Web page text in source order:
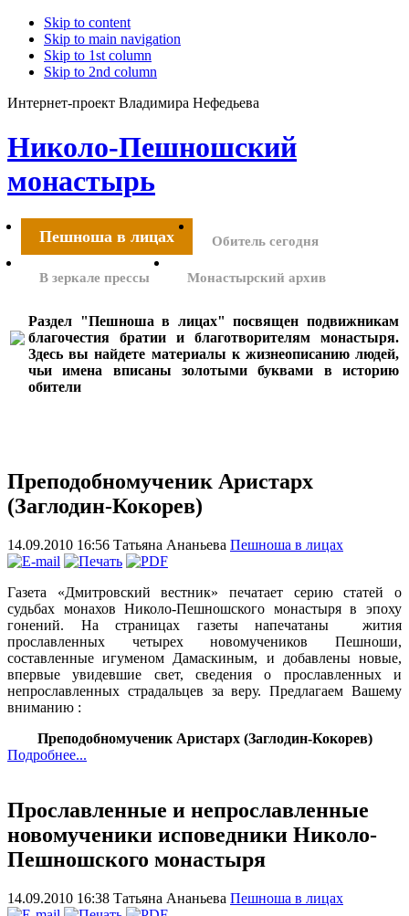
Skip to content
Skip to main navigation
Skip to 1st column
Skip to 2nd column
Интернет-проект Владимира Нефедьева
Николо-Пешношский
монастырь
Пешноша в лицах Обитель сегодня
В зеркале прессы Монастырский архив
Раздел "Пешноша в лицах" посвящен подвижникам
благочестия братии и благотворителям монастыря.
Здесь вы найдете материалы к жизнеописанию людей,
чьи имена вписаны золотыми буквами в историю
обители
Преподобномученик Аристарх
(Заглодин-Кокорев)
14.09.2010 16:56 Татьяна Ананьева Пешноша в лицах
Газета «Дмитровский вестник» печатает серию статей о
судьбах монахов Николо-Пешношского монастыря в эпоху
гонений. На страницах газеты напечатаны
жития
прославленных четырех новомучеников Пешноши,
составленные игуменом Дамаскиным, и добавлены новые,
впервые увидевшие свет, сведения о прославленных и
непрославленных страдальцев за веру. Предлагаем Вашему
вниманию :
Преподобномученик Аристарх (Заглодин-Кокорев)
Подробнее...
Прославленные и непрославленные
новомученики исповедники Николо-
Пешношского монастыря
14.09.2010 16:38 Татьяна Ананьева Пешноша в лицах